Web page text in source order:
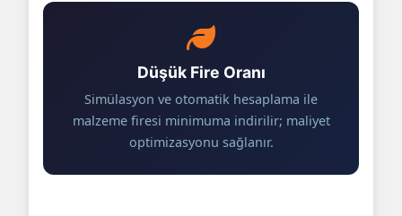
Düşük Fire Oranı
Simülasyon ve otomatik hesaplama ile
malzeme firesi minimuma indirilir; maliyet
optimizasyonu sağlanır.